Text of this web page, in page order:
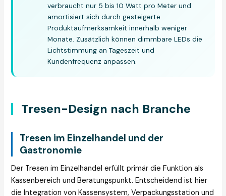
verbraucht nur 5 bis 10 Watt pro Meter und
amortisiert sich durch gesteigerte
Produktaufmerksamkeit innerhalb weniger
Monate. Zusätzlich können dimmbare LEDs die
Lichtstimmung an Tageszeit und
Kundenfrequenz anpassen.
Tresen-Design nach Branche
Tresen im Einzelhandel und der
Gastronomie
Der Tresen im Einzelhandel erfüllt primär die Funktion als
Kassenbereich und Beratungspunkt. Entscheidend ist hier
die Integration von Kassensystem, Verpackungsstation und